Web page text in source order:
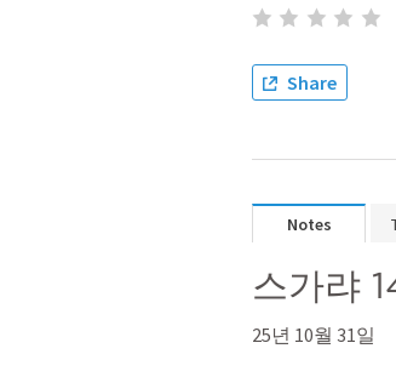
Share
Notes
스가랴
25년 10월 31일